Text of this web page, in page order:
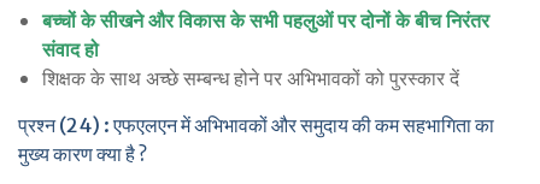
बच्चों के सीखने और विकास के सभी पहलुओं पर दोनों के बीच निरंतर
संवाद हो
शिक्षक के साथ अच्छे सम्बन्ध होने पर अभिभावकों को पुरस्कार दें
प्रश्न (24) : एफएलएन में अभिभावकों और समुदाय की कम सहभागिता का
मुख्य कारण क्या है ?